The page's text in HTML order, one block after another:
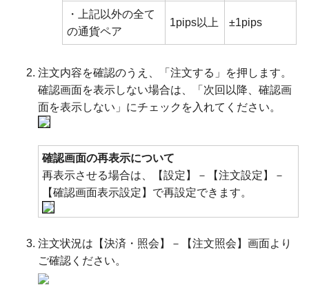
・上記以外の全て
の通貨ペア
1pips以上 ±1pips
注文内容を確認のうえ、「注文する」を押します。
確認画面を表示しない場合は、「次回以降、確認画
面を表示しない」にチェックを入れてください。
確認画面の再表示について
再表示させる場合は、【設定】－【注文設定】－
【確認画面表示設定】で再設定できます。
注文状況は【決済・照会】－【注文照会】画面より
ご確認ください。